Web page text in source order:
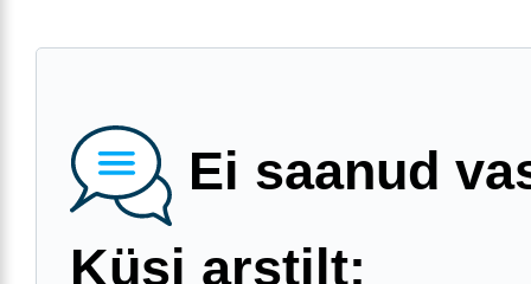
Ei saanud
Küsi arstilt: